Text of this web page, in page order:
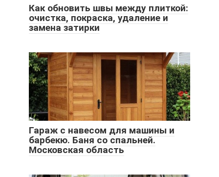
Как обновить швы между плиткой:
очистка, покраска, удаление и
замена затирки
Гараж с навесом для машины и
барбекю. Баня со спальней.
Московская область